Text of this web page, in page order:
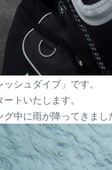
シュダイブ」です。
トいたします。
中に雨が降ってきまし